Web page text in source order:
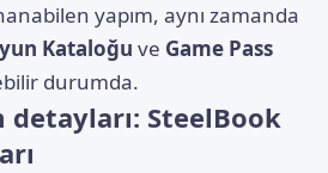
yapım, aynı zamanda
Kataloğu ve Game Pass
durumda.
detayları: SteelBook